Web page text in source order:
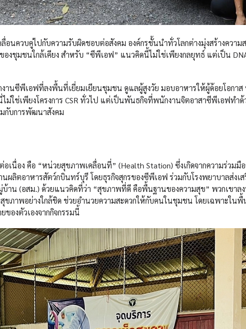
อนควบคู่ไปกับความรับผิดชอบต่อสังคม องค์กรชั้นนำทั่วโลกต่างมุ่งสร้างความ
องชุมชนใกล้เคียง สำหรับ “ซีพีเอฟ” แนวคิดนี้ไม่ใช่เพียงกลยุทธ์ แต่เป็น
านซีพีเอฟที่ลงพื้นที่เยี่ยมเยียนชุมชน ดูแลผู้สูงวัย มอบอาหารให้ผู้ด้อยโอกาส
ใช่เพียงโครงการ CSR ทั่วไป แต่เป็นพันธกิจที่พนักงานจิตอาสาซีพีเอฟทำด้
กับการพัฒนาสังคม
เนื่อง คือ “หน่วยสุขภาพเคลื่อนที่” (Health Station) ซึ่งเกิดจากความร่วมมื
ผลิตอาหารสัตว์กบินทร์บุรี โดยธุรกิจสุกรของซีพีเอฟ ร่วมกับโรงพยาบาลส่งเ
าน (อสม.) ด้วยแนวคิดที่ว่า “สุขภาพที่ดี คือพื้นฐานของความสุข” พวกเขาล
ภาพอย่างใกล้ชิด ช่วยอำนวยความสะดวกให้กับคนในชุมชน โดยเฉพาะในพื้
ของตัวเองจากกิจกรรมนี้